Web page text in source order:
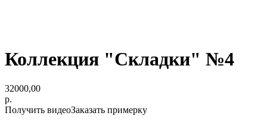
Коллекция "Складки" №4
32000,00
р.
Получить видеоЗаказать примерку